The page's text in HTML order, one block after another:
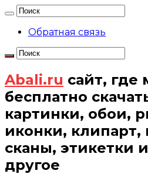
Обратная связь
Abali.ru сайт, где
бесплатно
картинки, обои,
иконки,
сканы, этикетки
другое